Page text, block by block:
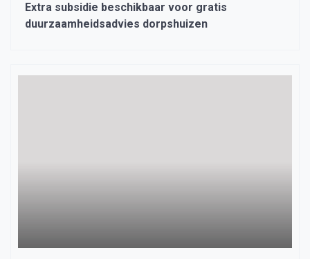
Extra subsidie beschikbaar voor gratis
duurzaamheidsadvies dorpshuizen